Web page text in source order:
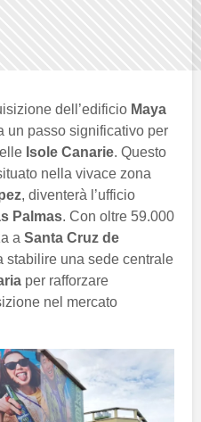
dell’edificio Maya
un passo significativo per
Isole Canarie. Questo
nella vivace zona
, diventerà l’ufficio
Palmas. Con oltre 59.000
a Santa Cruz de
stabilire una sede centrale
per rafforzare
nel mercato